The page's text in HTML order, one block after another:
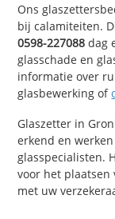
Ons
bij calamiteiten.
0598-227088 dag
glasschade en
informatie over
glasbewerking of
Glaszetter in
erkend en
glasspecialisten.
voor het
met uw